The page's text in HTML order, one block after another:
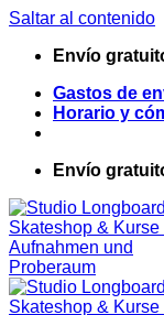
Saltar al contenido
Envío
Gastos de
Horario y
Envío